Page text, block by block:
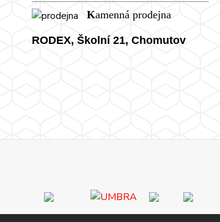
Kamenná prodejna
RODEX, Školní 21, Chomutov